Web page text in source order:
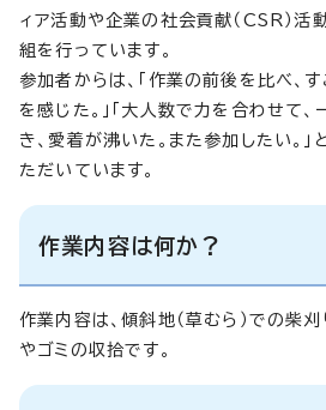
ィア活動や企業の社会貢献（CSR）活
組を行っています。
参加者からは、「作業の前後を比べ、
を感じた。」「大人数で力を合わせて
き、愛着が沸いた。また参加したい。
ただいています。
作業内容は何か？
作業内容は、傾斜地（草むら）での柴刈
やゴミの収拾です。